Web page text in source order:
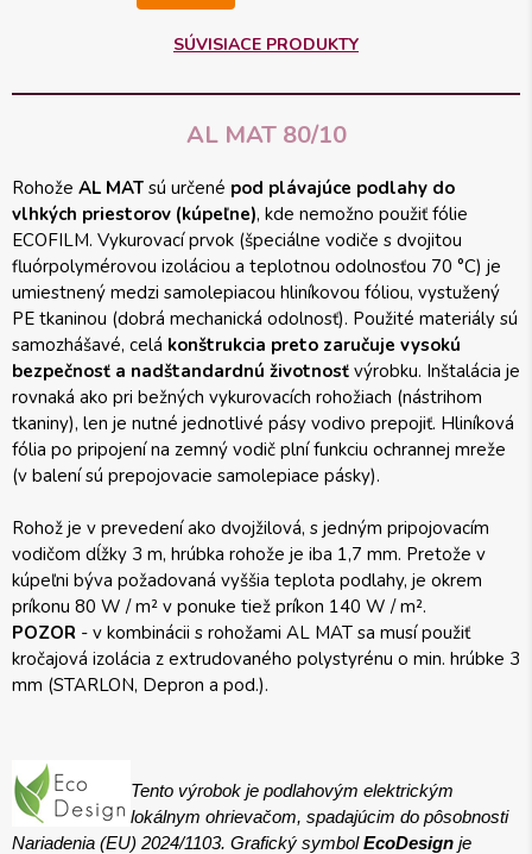
SÚVISIACE PRODUKTY
AL MAT 80/10
Rohože AL MAT sú určené pod plávajúce podlahy do
vlhkých priestorov (kúpeľne), kde nemožno použiť fólie
ECOFILM. Vykurovací prvok (špeciálne vodiče s dvojitou
fluórpolymérovou izoláciou a teplotnou odolnosťou 70 °C) je
umiestnený medzi samolepiacou hliníkovou fóliou, vystužený
PE tkaninou (dobrá mechanická odolnosť). Použité materiály sú
samozhášavé, celá konštrukcia preto zaručuje vysokú
bezpečnosť a nadštandardnú životnosť výrobku. Inštalácia je
rovnaká ako pri bežných vykurovacích rohožiach (nástrihom
tkaniny), len je nutné jednotlivé pásy vodivo prepojiť. Hliníková
fólia po pripojení na zemný vodič plní funkciu ochrannej mreže
(v balení sú prepojovacie samolepiace pásky).
Rohož je v prevedení ako dvojžilová, s jedným pripojovacím
vodičom dĺžky 3 m, hrúbka rohože je iba 1,7 mm. Pretože v
kúpeľni býva požadovaná vyššia teplota podlahy, je okrem
príkonu 80 W / m² v ponuke tiež príkon 140 W / m².
POZOR - v kombinácii s rohožami AL MAT sa musí použiť
kročajová izolácia z extrudovaného polystyrénu o min. hrúbke 3
mm (STARLON, Depron a pod.).
Tento výrobok je podlahovým elektrickým
lokálnym ohrievačom, spadajúcim do pôsobnosti
Nariadenia (EU) 2024/1103. Grafický symbolEcoDesign je